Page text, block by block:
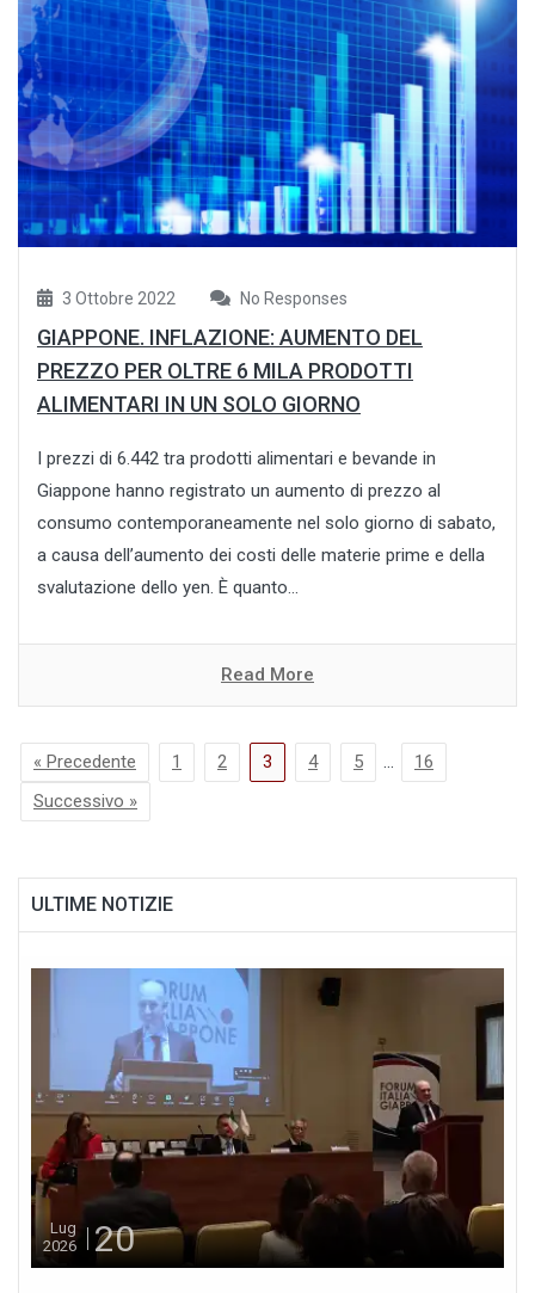
3 Ottobre 2022 No Responses
GIAPPONE. INFLAZIONE: AUMENTO DEL
PREZZO PER OLTRE 6 MILA PRODOTTI
ALIMENTARI IN UN SOLO GIORNO
I prezzi di 6.442 tra prodotti alimentari e bevande in
Giappone hanno registrato un aumento di prezzo al
consumo contemporaneamente nel solo giorno di sabato,
a causa dell’aumento dei costi delle materie prime e della
svalutazione dello yen. È quanto...
Read More
« Precedente 1 2 3 4 5 …
16
Successivo »
ULTIME NOTIZIE
Lug
2026
20